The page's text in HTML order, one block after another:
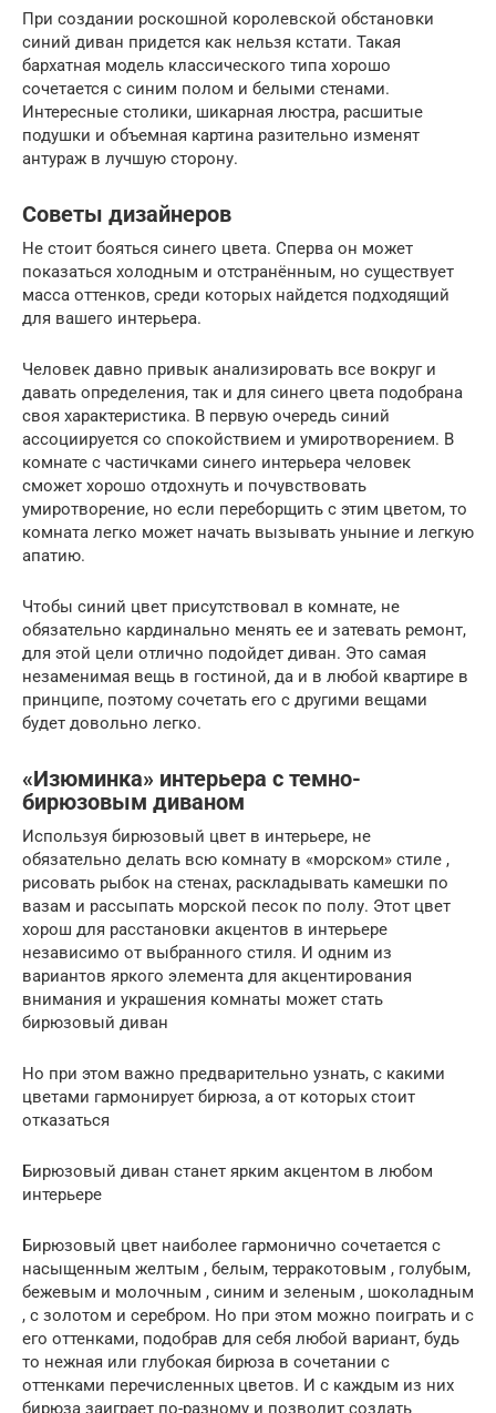
При создании роскошной королевской обстановки
синий диван придется как нельзя кстати. Такая
бархатная модель классического типа хорошо
сочетается с синим полом и белыми стенами.
Интересные столики, шикарная люстра, расшитые
подушки и объемная картина разительно изменят
антураж в лучшую сторону.
Советы дизайнеров
Не стоит бояться синего цвета. Сперва он может
показаться холодным и отстранённым, но существует
масса оттенков, среди которых найдется подходящий
для вашего интерьера.
Человек давно привык анализировать все вокруг и
давать определения, так и для синего цвета подобрана
своя характеристика. В первую очередь синий
ассоциируется со спокойствием и умиротворением. В
комнате с частичками синего интерьера человек
сможет хорошо отдохнуть и почувствовать
умиротворение, но если переборщить с этим цветом, то
комната легко может начать вызывать уныние и легкую
апатию.
Чтобы синий цвет присутствовал в комнате, не
обязательно кардинально менять ее и затевать ремонт,
для этой цели отлично подойдет диван. Это самая
незаменимая вещь в гостиной, да и в любой квартире в
принципе, поэтому сочетать его с другими вещами
будет довольно легко.
«Изюминка» интерьера с темно-
бирюзовым диваном
Используя бирюзовый цвет в интерьере, не
обязательно делать всю комнату в «морском» стиле ,
рисовать рыбок на стенах, раскладывать камешки по
вазам и рассыпать морской песок по полу. Этот цвет
хорош для расстановки акцентов в интерьере
независимо от выбранного стиля. И одним из
вариантов яркого элемента для акцентирования
внимания и украшения комнаты может стать
бирюзовый диван
Но при этом важно предварительно узнать, с какими
цветами гармонирует бирюза, а от которых стоит
отказаться
Бирюзовый диван станет ярким акцентом в любом
интерьере
Бирюзовый цвет наиболее гармонично сочетается с
насыщенным желтым , белым, терракотовым , голубым,
бежевым и молочным , синим и зеленым , шоколадным
, с золотом и серебром. Но при этом можно поиграть и с
его оттенками, подобрав для себя любой вариант, будь
то нежная или глубокая бирюза в сочетании с
оттенками перечисленных цветов. И с каждым из них
бирюза заиграет по-разному и позволит создать